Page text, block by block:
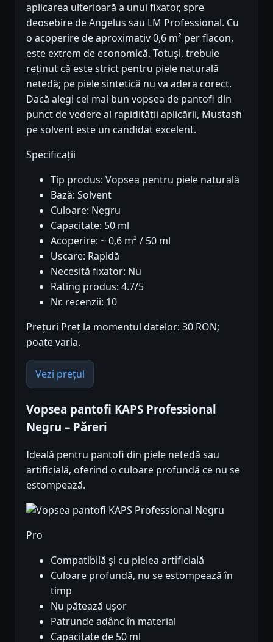
aplicarea ulterioară a unui fixator, spre
deosebire de Angelus sau LM Professional. Cu
o acoperire de aproximativ 0,6 m² per flacon,
este extrem de economică. Totuși, trebuie
reținut că este strict pentru piele naturală
netedă; pe piele sintetică nu va adera corect.
Dacă alegi cel mai bun vopsea de pantofi din
punct de vedere al rapidității aplicării, Mustash
pe solvent este un candidat excelent.
Specificații
Tip produs: Vopsea pentru piele naturală
Bază: Solvent
Culoare: Negru
Capacitate: 50 ml
Acoperire: ~ 0,6 m² / 50 ml
Uscare: Rapidă
Necesită fixator: Nu
Rating produs: 4.7/5
Nr. recenzii: 10
Prețuri Preț la momentul datelor: 30 RON;
poate varia.
Vezi prețul
Vopsea pantofi KAPS Professional
Negru – Păreri
Ideală pentru pantofi din piele netedă sau
artificială, oferind o culoare profundă ce nu se
estompează.
Pro
Compatibilă și cu pielea artificială
Culoare profundă, nu se estompează în
timp
Nu pătează ușor
Patrunde adânc în material
Capacitate de 50 ml